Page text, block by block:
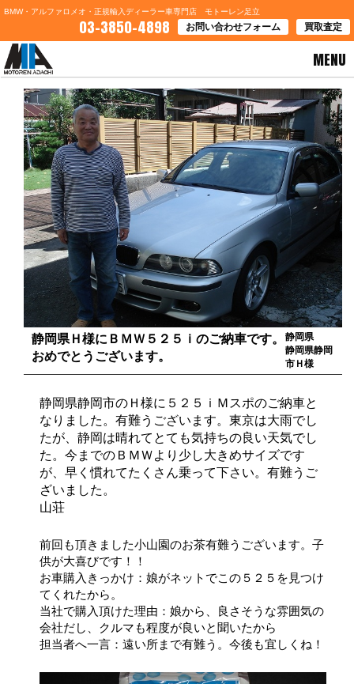
BMW・アルファロメオ・正規輸入ディーラー車専門店 モトーレン足立
03-3850-4898 お問い合わせフォーム 買取査定
MENU
HOME>お客様の声
静岡県Ｈ様にＢＭＷ５２５ｉのご納車です。
おめでとうございます。
静岡県
静岡県静岡
市Ｈ様
静岡県静岡市のＨ様に５２５ｉＭスポのご納車と
なりました。有難うございます。東京は大雨でし
たが、静岡は晴れてとても気持ちの良い天気でし
た。今までのＢＭＷより少し大きめサイズです
が、早く慣れてたくさん乗って下さい。有難うご
ざいました。
山荘
前回も頂きました小山園のお茶有難うございます。子
供が大喜びです！！
お車購入きっかけ：娘がネットでこの５２５を見つけ
てくれたから。
当社で購入頂けた理由：娘から、良さそうな雰囲気の
会社だし、クルマも程度が良いと聞いたから
担当者へ一言：遠い所まで有難う。今後も宜しくね！